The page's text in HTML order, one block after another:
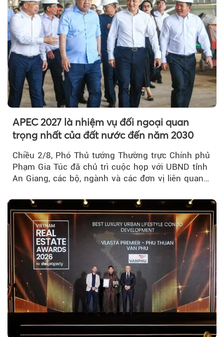
APEC 2027 là nhiệm vụ đối ngoại quan
trọng nhất của đất nước đến năm 2030
Chiều 2/8, Phó Thủ tướng Thường trực Chính phủ
Phạm Gia Túc đã chủ trì cuộc họp với UBND tỉnh
An Giang, các bộ, ngành và các đơn vị liên quan